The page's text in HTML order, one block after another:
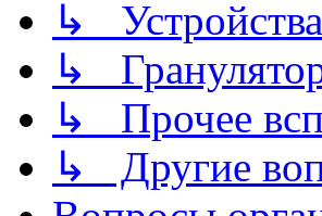
↳
↳
↳ Прочее
↳ Другие